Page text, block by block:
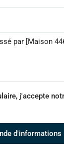
j'accepte
d'informations